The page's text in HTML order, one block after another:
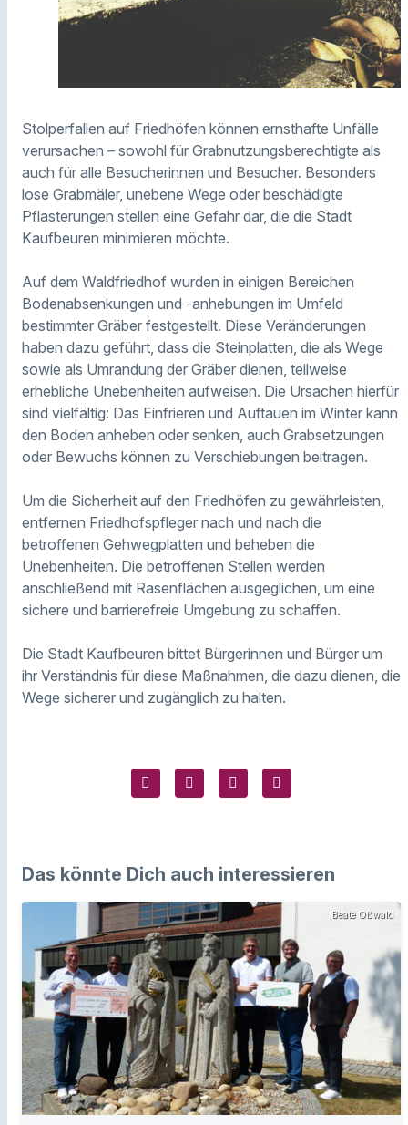
Stolperfallen auf Friedhöfen können ernsthafte Unfälle
verursachen – sowohl für Grabnutzungsberechtigte als
auch für alle Besucherinnen und Besucher. Besonders
lose Grabmäler, unebene Wege oder beschädigte
Pflasterungen stellen eine Gefahr dar, die die Stadt
Kaufbeuren minimieren möchte.
Auf dem Waldfriedhof wurden in einigen Bereichen
Bodenabsenkungen und -anhebungen im Umfeld
bestimmter Gräber festgestellt. Diese Veränderungen
haben dazu geführt, dass die Steinplatten, die als Wege
sowie als Umrandung der Gräber dienen, teilweise
erhebliche Unebenheiten aufweisen. Die Ursachen hierfür
sind vielfältig: Das Einfrieren und Auftauen im Winter kann
den Boden anheben oder senken, auch Grabsetzungen
oder Bewuchs können zu Verschiebungen beitragen.
Um die Sicherheit auf den Friedhöfen zu gewährleisten,
entfernen Friedhofspfleger nach und nach die
betroffenen Gehwegplatten und beheben die
Unebenheiten. Die betroffenen Stellen werden
anschließend mit Rasenflächen ausgeglichen, um eine
sichere und barrierefreie Umgebung zu schaffen.
Die Stadt Kaufbeuren bittet Bürgerinnen und Bürger um
ihr Verständnis für diese Maßnahmen, die dazu dienen, die
Wege sicherer und zugänglich zu halten.
Das könnte Dich auch interessieren
Beate Oßwald